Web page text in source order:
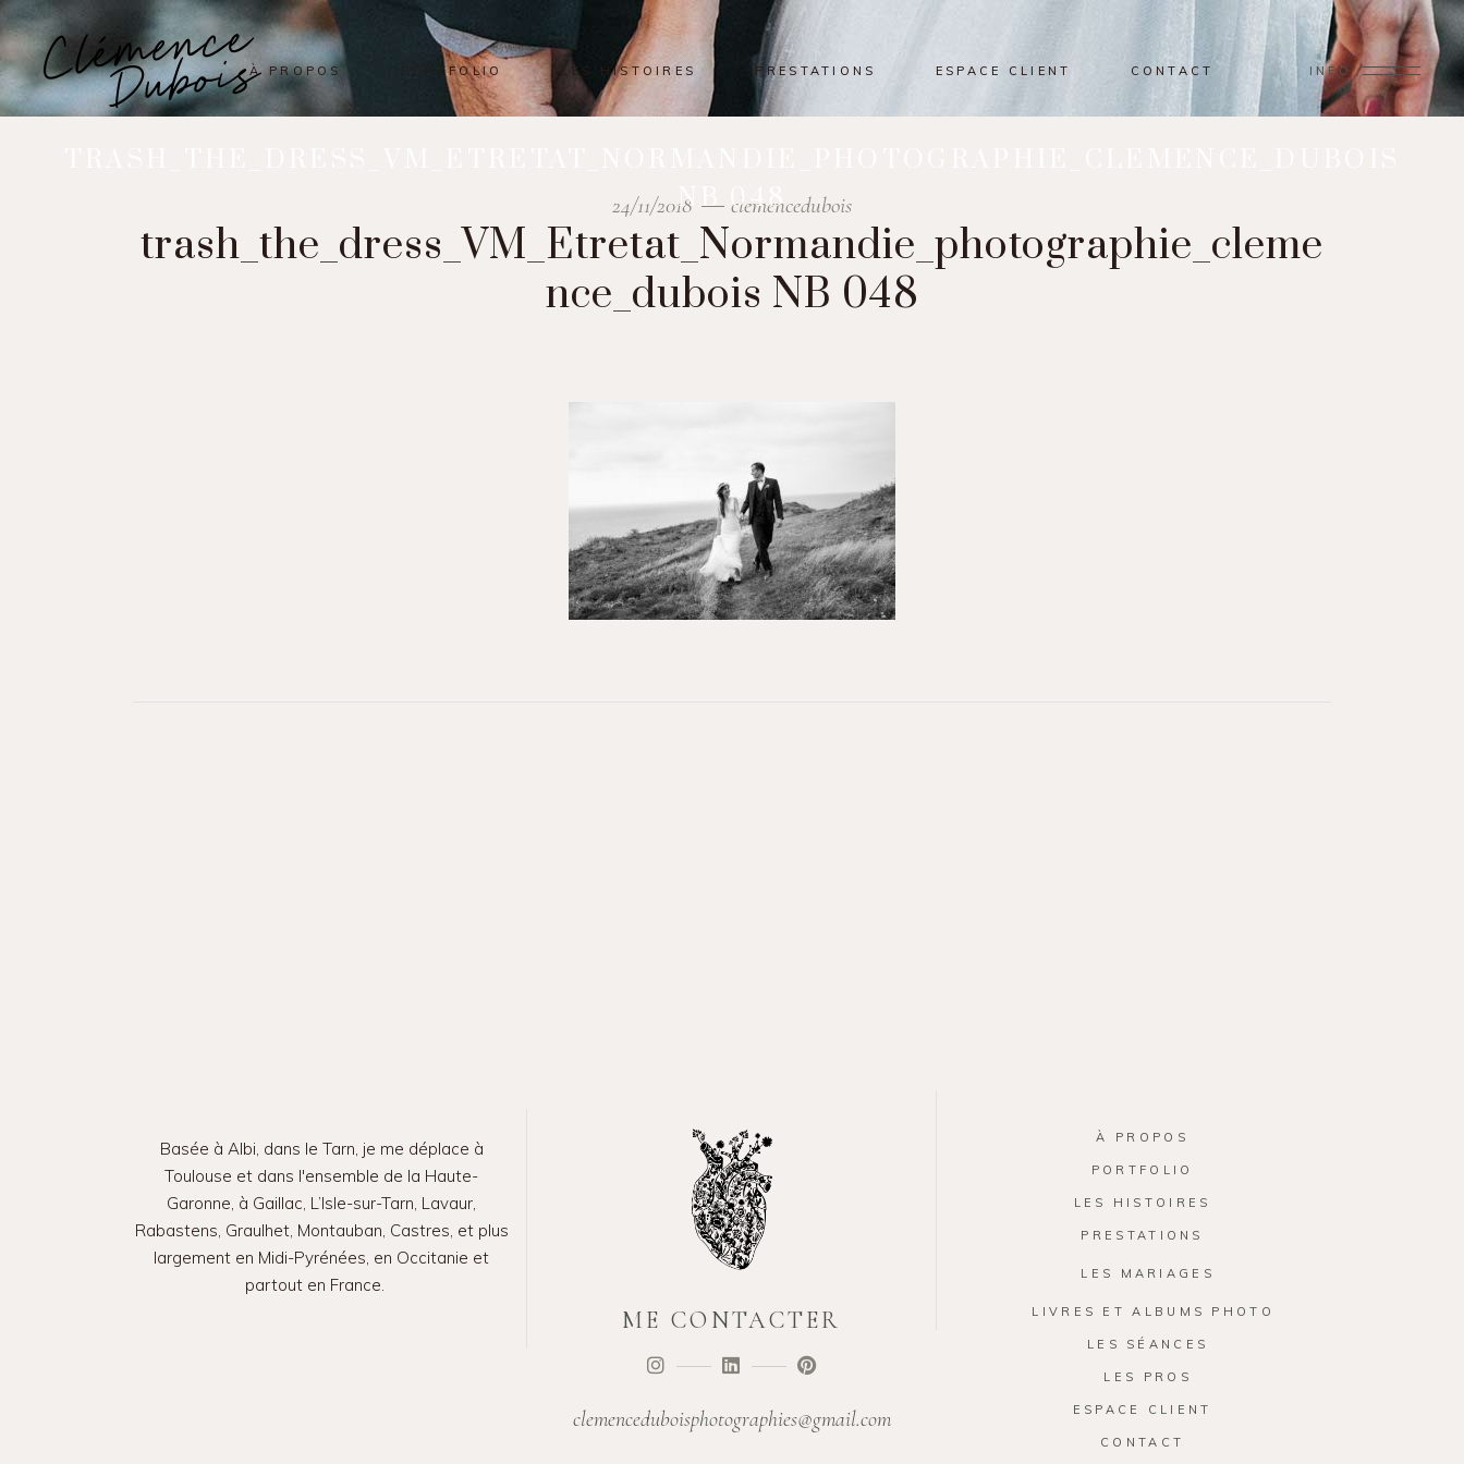
À PROPOS PORTFOLIO LES HISTOIRES PRESTATIONS ESPACE CLIENT CONTACT INFO
NB 048
24/11/2018 clemencedubois
trash_the_dress_VM_Etretat_Normandie_photographie_cleme
nce_dubois NB 048
Basée à Albi, dans le Tarn, je me déplace à
Toulouse et dans l'ensemble de la Haute-
Garonne, à Gaillac, L’Isle-sur-Tarn, Lavaur,
Rabastens, Graulhet, Montauban, Castres, et plus
largement en Midi-Pyrénées, en Occitanie et
partout en France.
ME CONTACTER
clemenceduboisphotographies@gmail.com
À PROPOS
PORTFOLIO
LES HISTOIRES
PRESTATIONS
LES MARIAGES
LIVRES ET ALBUMS PHOTO
LES SÉANCES
LES PROS
ESPACE CLIENT
CONTACT